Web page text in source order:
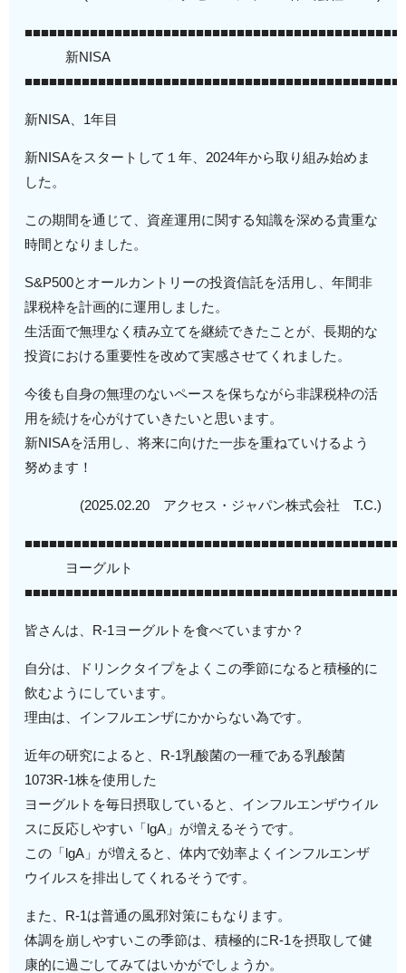
■■■■■■■■■■■■■■■■■■■■■■■■■■■■■■■■■■■■■■■■■■■■■■
新NISA
■■■■■■■■■■■■■■■■■■■■■■■■■■■■■■■■■■■■■■■■■■■■■■
新NISA、1年目
新NISAをスタートして１年、2024年から取り組み始めま
した。
この期間を通じて、資産運用に関する知識を深める貴重な
時間となりました。
S&P500とオールカントリーの投資信託を活用し、年間非
課税枠を計画的に運用しました。
生活面で無理なく積み立てを継続できたことが、長期的な
投資における重要性を改めて実感させてくれました。
今後も自身の無理のないペースを保ちながら非課税枠の活
用を続けを心がけていきたいと思います。
新NISAを活用し、将来に向けた一歩を重ねていけるよう
努めます！
(2025.02.20 アクセス・ジャパン株式会社 T.C.)
■■■■■■■■■■■■■■■■■■■■■■■■■■■■■■■■■■■■■■■■■■■■■■
ヨーグルト
■■■■■■■■■■■■■■■■■■■■■■■■■■■■■■■■■■■■■■■■■■■■■■
皆さんは、R-1ヨーグルトを食べていますか？
自分は、ドリンクタイプをよくこの季節になると積極的に
飲むようにしています。
理由は、インフルエンザにかからない為です。
近年の研究によると、R-1乳酸菌の一種である乳酸菌
1073R-1株を使用した
ヨーグルトを毎日摂取していると、インフルエンザウイル
スに反応しやすい「lgA」が増えるそうです。
この「lgA」が増えると、体内で効率よくインフルエンザ
ウイルスを排出してくれるそうです。
また、R-1は普通の風邪対策にもなります。
体調を崩しやすいこの季節は、積極的にR-1を摂取して健
康的に過ごしてみてはいかがでしょうか。